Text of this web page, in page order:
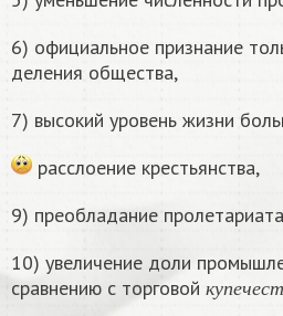
6) официальное признание
деления общества,
7) высокий уровень жизни
расслоение крестьянства,
9) преобладание
10) увеличение доли
сравнению с торговой
к у п е ч е с т
купечес